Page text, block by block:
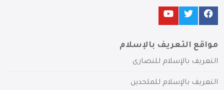
مواقع التعريف بالإسلام
التعريف بالإسلام للنصارى
التعريف بالإسلام للملحدين